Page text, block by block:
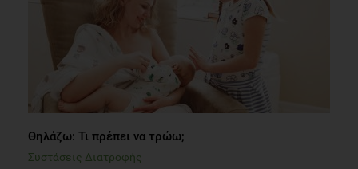
Θηλάζω: Τι πρέπει να τρώω;
Συστάσεις Διατροφής